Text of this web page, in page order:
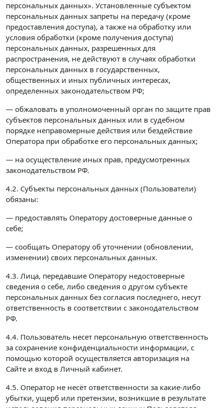
персональных данных». Установленные субъектом
персональных данных запреты на передачу (кроме
предоставления доступа), а также на обработку или
условия обработки (кроме получения доступа)
персональных данных, разрешенных для
распространения, не действуют в случаях обработки
персональных данных в государственных,
общественных и иных публичных интересах,
определенных законодательством РФ;
— обжаловать в уполномоченный орган по защите прав
субъектов персональных данных или в судебном
порядке неправомерные действия или бездействие
Оператора при обработке его персональных данных;
— на осуществление иных прав, предусмотренных
законодательством РФ.
4.2. Субъекты персональных данных (Пользователи)
обязаны:
— предоставлять Оператору достоверные данные о
себе;
— сообщать Оператору об уточнении (обновлении,
изменении) своих персональных данных.
4.3. Лица, передавшие Оператору недостоверные
сведения о себе, либо сведения о другом субъекте
персональных данных без согласия последнего, несут
ответственность в соответствии с законодательством
РФ.
4.4. Пользователь несет персональную ответственность
за сохранение конфиденциальности информации, с
помощью которой осуществляется авторизация на
Сайте и вход в Личный кабинет.
4.5. Оператор не несёт ответственности за какие-либо
убытки, ущерб или претензии, возникшие в результате